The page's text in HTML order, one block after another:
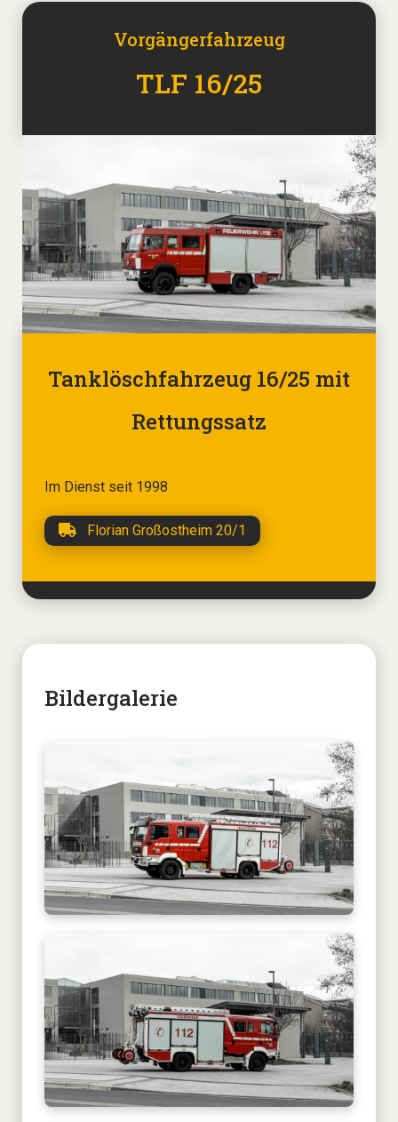
Vorgängerfahrzeug
TLF 16/25
Tanklöschfahrzeug 16/25 mit
Rettungssatz
Im Dienst seit 1998
Florian Großostheim 20/1
Bildergalerie